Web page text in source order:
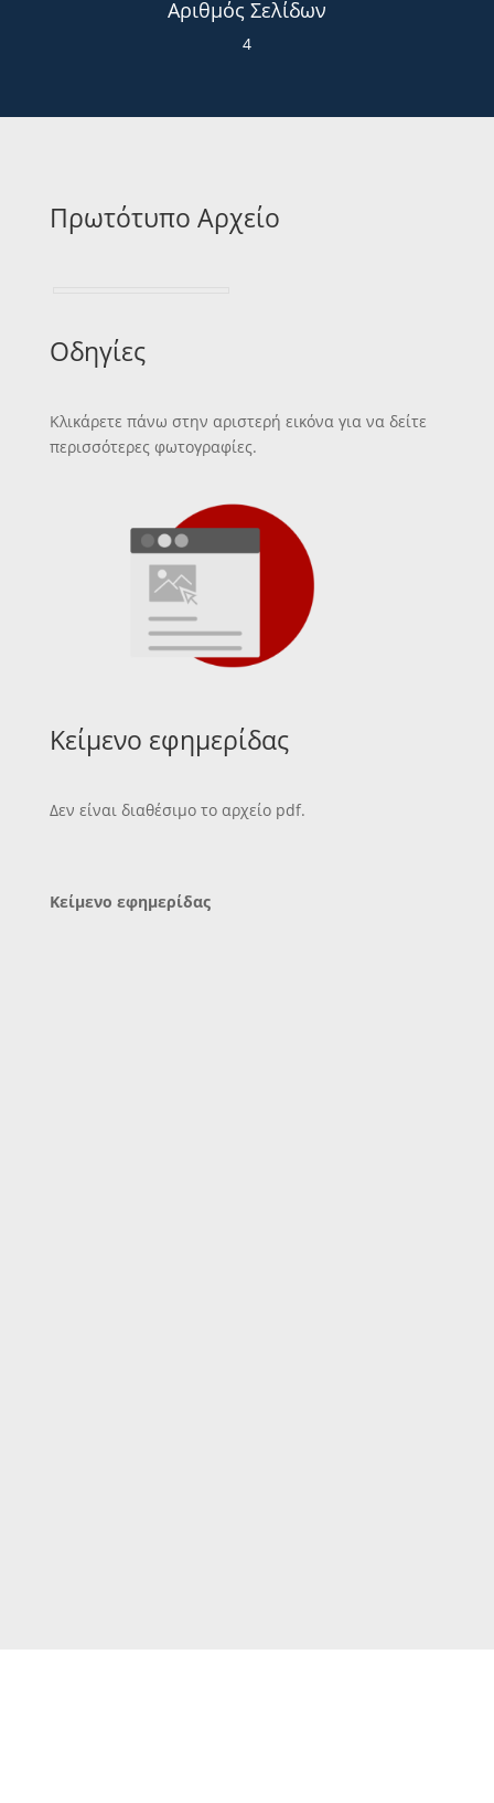
Αριθμός Σελίδων
4
Πρωτότυπο Αρχείο
Οδηγίες
Κλικάρετε πάνω στην αριστερή εικόνα για να δείτε
περισσότερες φωτογραφίες.
Κείμενο εφημερίδας
Δεν είναι διαθέσιμο το αρχείο pdf.
Κείμενο εφημερίδας